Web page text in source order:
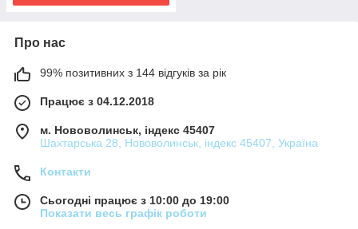
Про нас
99% позитивних з 144 відгуків за рік
Працює з 04.12.2018
м. Нововолинськ, індекс 45407
Шахтарська 28, Нововолинськ, індекс 45407, Україна
Контакти
Сьогодні працює з 10:00 до 19:00
Показати весь графік роботи